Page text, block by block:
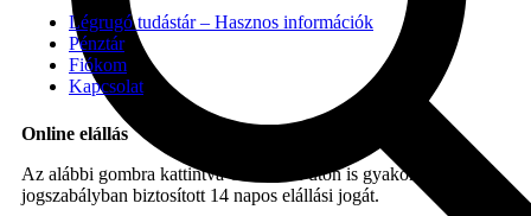
Légrugó tudástár – Hasznos információk
Pénztár
Fiókom
Kapcsolat
Online elállás
Az alábbi gombra kattintva Ön online úton is gyakorolhatja a
jogszabályban biztosított 14 napos elállási jogát.